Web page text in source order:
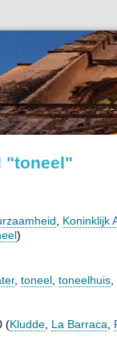
"toneel"
Koninklijk
)
, toneel toneelhuis
(Kludde La Barraca